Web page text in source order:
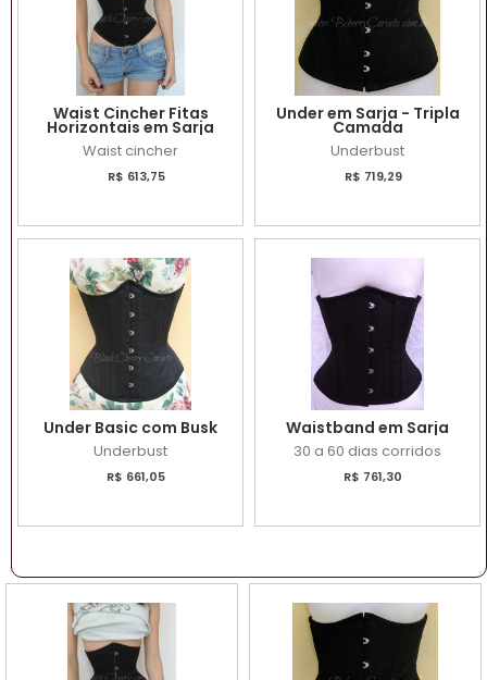
Waist Cincher Fitas
Horizontais em Sarja
Waist cincher
R$ 613,75
Under em Sarja - Tripla
Camada
Underbust
R$ 719,29
Under Basic com Busk
Underbust
R$ 661,05
Waistband em Sarja
30 a 60 dias corridos
R$ 761,30